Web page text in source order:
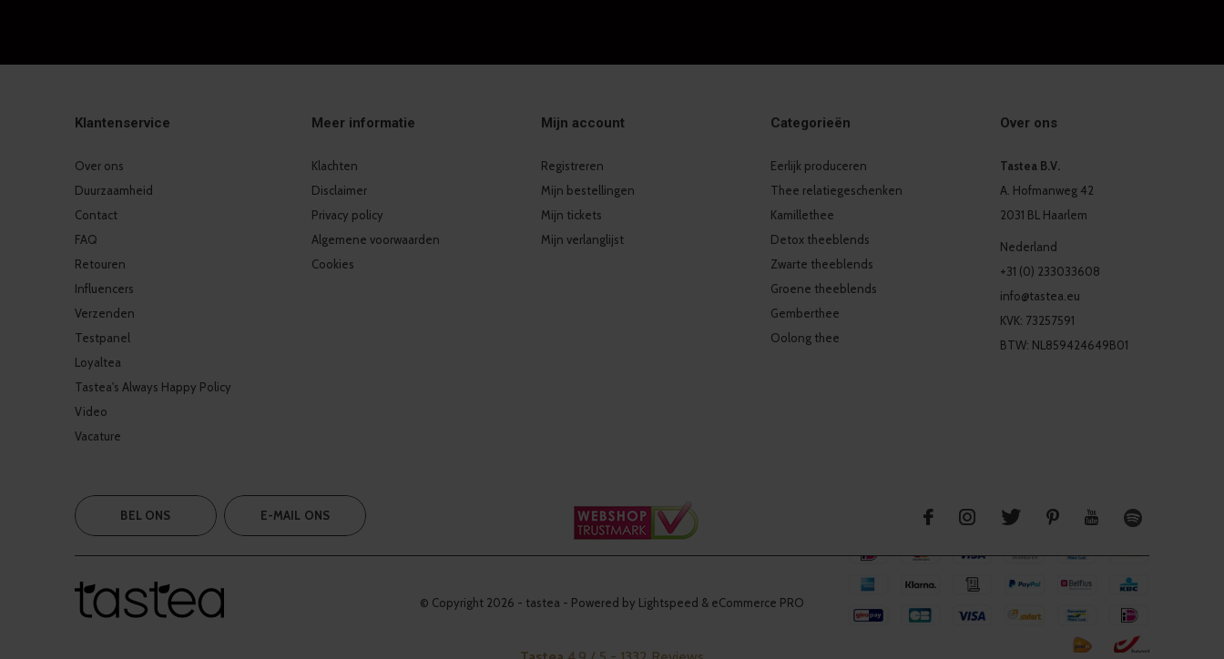
Klantenservice
Over ons
Duurzaamheid
Contact
FAQ
Retouren
Influencers
Verzenden
Testpanel
Loyaltea
Tastea's Always Happy Policy
Video
Vacature
Meer informatie
Klachten
Disclaimer
Privacy policy
Algemene voorwaarden
Cookies
Mijn account
Registreren
Mijn bestellingen
Mijn tickets
Mijn verlanglijst
Categorieën
Eerlijk produceren
Thee relatiegeschenken
Kamillethee
Detox theeblends
Zwarte theeblends
Groene theeblends
Gemberthee
Oolong thee
Over ons
Tastea B.V.
A. Hofmanweg 42
2031 BL Haarlem
Nederland
+31 (0) 233033608
info@tastea.eu
KVK: 73257591
BTW: NL859424649B01
BEL ONS E-MAIL ONS
© Copyright 2026 - tastea - Powered by Lightspeed & eCommerce PRO